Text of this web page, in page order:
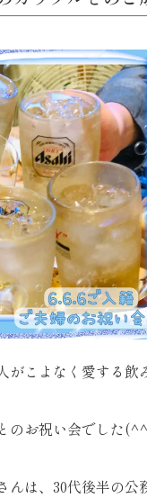
がこよなく愛する飲
のお祝い会でした
んは、30代後半の公